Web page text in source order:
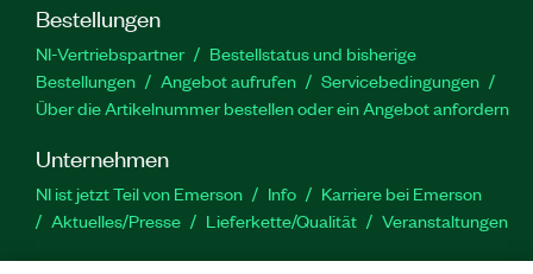
Bestellungen
NI-Vertriebspartner
Bestellstatus und bisherige
Bestellungen
Angebot aufrufen
Servicebedingungen
Über die Artikelnummer bestellen oder ein Angebot anfordern
Unternehmen
NI ist jetzt Teil von Emerson Info
Karriere bei Emerson
Aktuelles/Presse
Lieferkette/Qualität Veranstaltungen